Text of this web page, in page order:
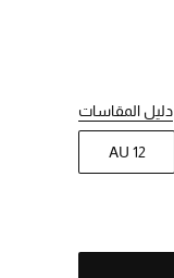
دليل المقاسات
AU 12